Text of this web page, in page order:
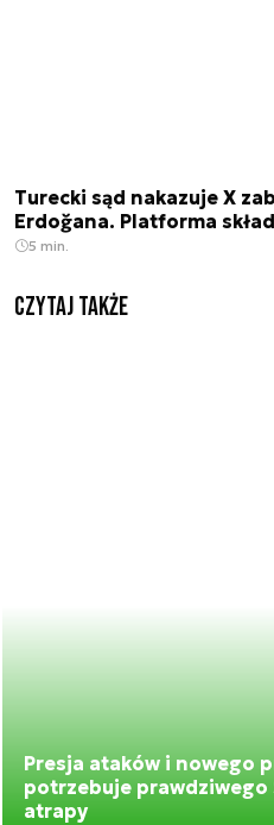
Turecki sąd nakazuje X
Erdoğana. Platforma
5 min.
Czytaj także
Presja ataków i nowego
potrzebuje prawdziwego
atrapy